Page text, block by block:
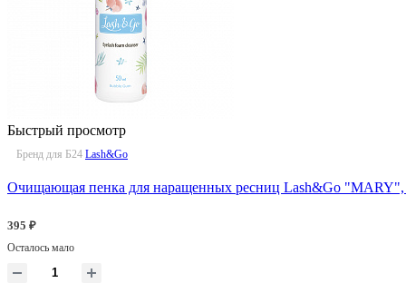
Быстрый просмотр
Бренд для Б24 Lash&Go
Очищающая пенка для наращенных ресниц Lash&Go
395 ₽
Осталось мало